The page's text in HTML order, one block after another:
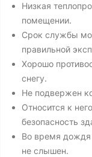
Низкая
помещении.
Срок службы
правильной
Хорошо
снегу.
Не подвержен
Относится к
безопасность
Во время дождя
не слышен.